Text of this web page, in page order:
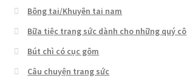
Bông tai/Khuyên tai nam
Bữa tiệc trang sức dành cho những quý cô
Bút chì có cục gôm
Câu chuyện trang sức